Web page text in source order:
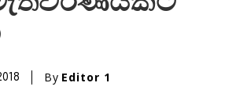
By Editor 1